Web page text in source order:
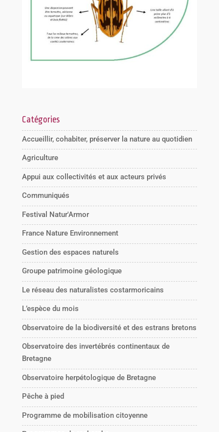
Catégories
Accueillir, cohabiter, préserver la nature au quotidien
Agriculture
Appui aux collectivités et aux acteurs privés
Communiqués
Festival Natur'Armor
France Nature Environnement
Gestion des espaces naturels
Groupe patrimoine géologique
Le réseau des naturalistes costarmoricains
L’espèce du mois
Observatoire de la biodiversité et des estrans bretons
Observatoire des invertébrés continentaux de
Bretagne
Observatoire herpétologique de Bretagne
Pêche à pied
Programme de mobilisation citoyenne